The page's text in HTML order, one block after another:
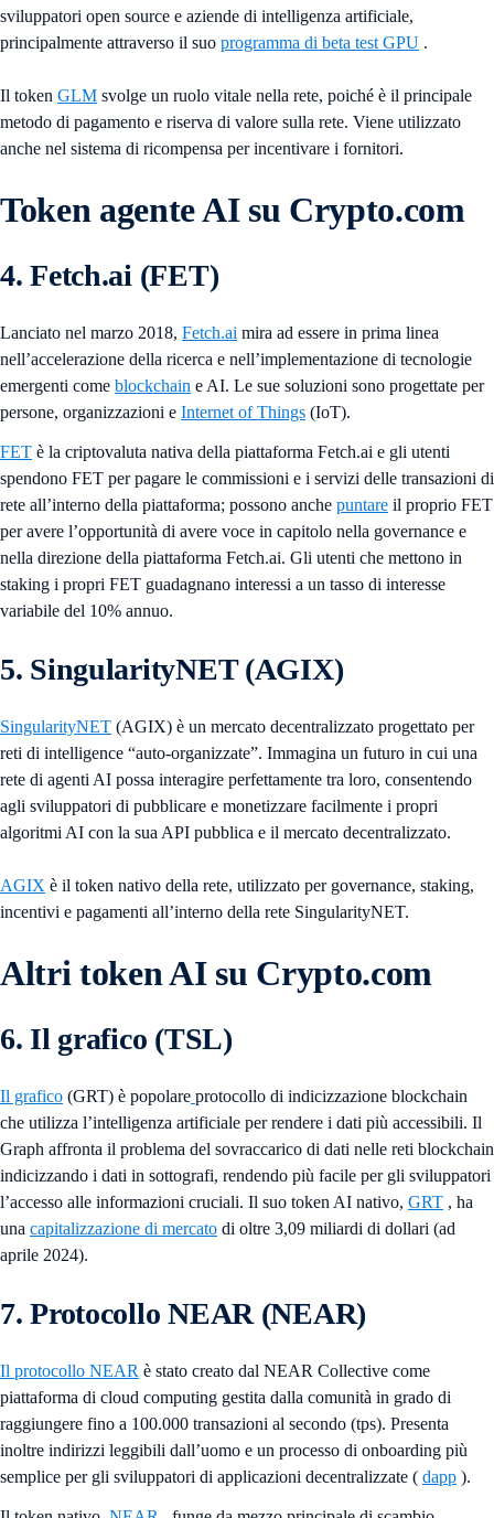
sviluppatori open source e aziende di intelligenza artificiale,
principalmente attraverso il suo programma di beta test GPU .
Il token GLM svolge un ruolo vitale nella rete, poiché è il principale
metodo di pagamento e riserva di valore sulla rete. Viene utilizzato
anche nel sistema di ricompensa per incentivare i fornitori.
Token agente AI su Crypto.com
4. Fetch.ai (FET)
Lanciato nel marzo 2018, Fetch.ai mira ad essere in prima linea
nell’accelerazione della ricerca e nell’implementazione di tecnologie
emergenti come blockchain e AI. Le sue soluzioni sono progettate per
persone, organizzazioni e Internet of Things (IoT).
FET è la criptovaluta nativa della piattaforma Fetch.ai e gli utenti
spendono FET per pagare le commissioni e i servizi delle transazioni di
rete all’interno della piattaforma; possono anche puntare il proprio FET
per avere l’opportunità di avere voce in capitolo nella governance e
nella direzione della piattaforma Fetch.ai. Gli utenti che mettono in
staking i propri FET guadagnano interessi a un tasso di interesse
variabile del 10% annuo.
5. SingularityNET (AGIX)
SingularityNET (AGIX) è un mercato decentralizzato progettato per
reti di intelligence “auto-organizzate”. Immagina un futuro in cui una
rete di agenti AI possa interagire perfettamente tra loro, consentendo
agli sviluppatori di pubblicare e monetizzare facilmente i propri
algoritmi AI con la sua API pubblica e il mercato decentralizzato.
AGIX è il token nativo della rete, utilizzato per governance, staking,
incentivi e pagamenti all’interno della rete SingularityNET.
Altri token AI su Crypto.com
6. Il grafico (TSL)
Il grafico (GRT) è popolare protocollo di indicizzazione blockchain
che utilizza l’intelligenza artificiale per rendere i dati più accessibili. Il
Graph affronta il problema del sovraccarico di dati nelle reti blockchain
indicizzando i dati in sottografi, rendendo più facile per gli sviluppatori
l’accesso alle informazioni cruciali. Il suo token AI nativo, GRT , ha
una capitalizzazione di mercato di oltre 3,09 miliardi di dollari (ad
aprile 2024).
7. Protocollo NEAR (NEAR)
Il protocollo NEAR è stato creato dal NEAR Collective come
piattaforma di cloud computing gestita dalla comunità in grado di
raggiungere fino a 100.000 transazioni al secondo (tps). Presenta
inoltre indirizzi leggibili dall’uomo e un processo di onboarding più
semplice per gli sviluppatori di applicazioni decentralizzate ( dapp ).